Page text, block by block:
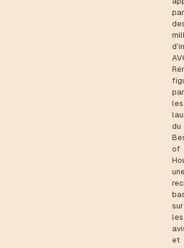
les
du
of
sur
les
et